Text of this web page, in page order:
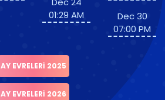
01:29 AM
Dec 30
07:00 PM
AY EVRELERI 2025
AY EVRELERI 2026